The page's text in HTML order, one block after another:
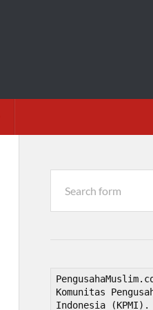
Komunitas
Indonesia (KPMI).